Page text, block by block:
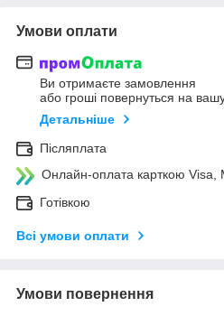
Умови оплати
Ви отримаєте замовлення
або гроші повернуться на
Детальніше
Післяплата
Онлайн-оплата карткою Visa,
Готівкою
Всі умови оплати
Умови повернення